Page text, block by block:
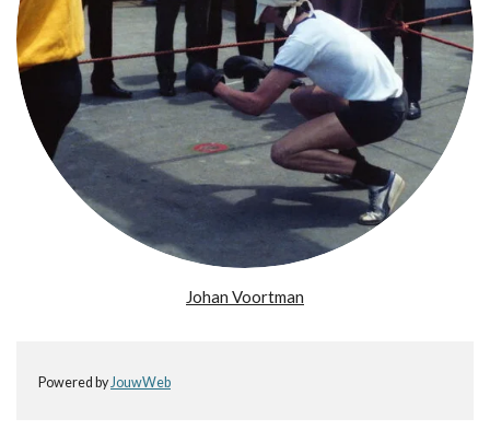
Johan Voortman
Powered by JouwWeb